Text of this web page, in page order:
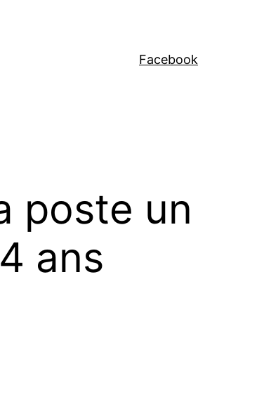
Facebook
poste un
ans